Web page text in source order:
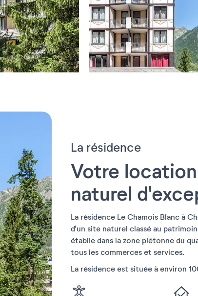
La résidence
Votre
naturel
La résidence Le Chamois Blanc à
d'un site naturel classé au
établie dans la zone piétonne du
tous les commerces et services.
La résidence est située à environ